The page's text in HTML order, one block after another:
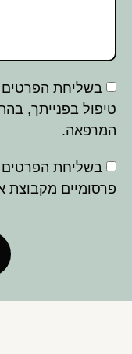
בשליחת
טיפול בפנייתך,
המרפאה.
בשליחת
פרסומיים מקבוצת